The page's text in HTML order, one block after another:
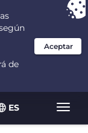
ES
años por $
2.19